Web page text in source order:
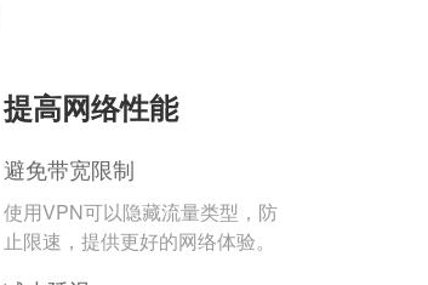
提高网络性能
避免带宽限制
使用VPN可以隐藏流量类型，防
止限速，提供更好的网络体验。